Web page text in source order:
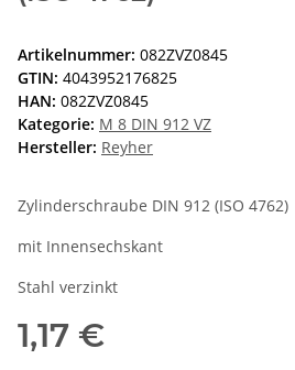
Artikelnummer: 082ZVZ0845
GTIN: 4043952176825
HAN: 082ZVZ0845
Kategorie: M 8 DIN 912 VZ
Hersteller: Reyher
Zylinderschraube DIN 912 (ISO 4762)
mit Innensechskant
Stahl verzinkt
1,17 €